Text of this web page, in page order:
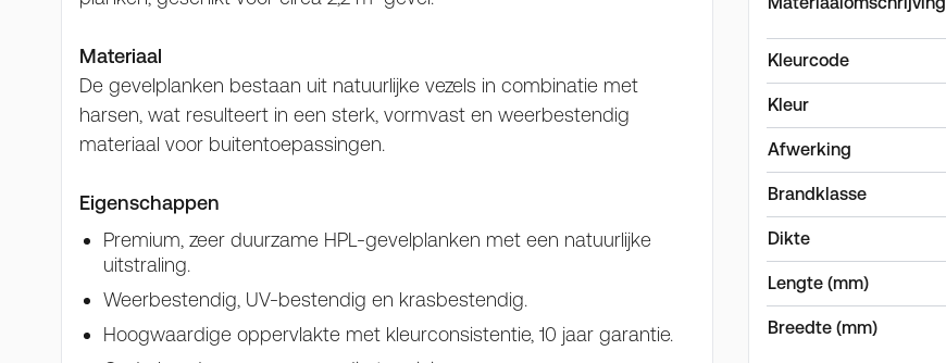
Materiaal
De gevelplanken bestaan uit natuurlijke vezels in combinatie met
harsen, wat resulteert in een sterk, vormvast en weerbestendig
materiaal voor buitentoepassingen.
Eigenschappen
Premium, zeer duurzame HPL-gevelplanken met een natuurlijke
uitstraling.
Weerbestendig, UV-bestendig en krasbestendig.
Hoogwaardige oppervlakte met kleurconsistentie, 10 jaar garantie.
Kleurcode
Kleur
Afwerking
Brandklasse
Dikte
Lengte (mm)
Breedte (mm)